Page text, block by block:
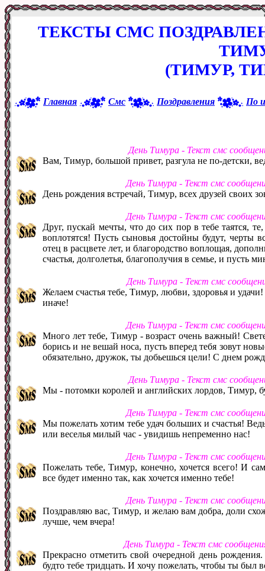
ТЕКСТЫ СМС
(ТИМУР,
Главная Смс Поздравления По
День Тимура - Текст смс
Вам, Тимур, большой привет, разгула не по-детски,
День Тимура - Текст смс
День рождения встречай, Тимур, всех друзей своих
День Тимура - Текст смс
Друг, пускай мечты, что до сих пор в тебе таятся,
воплотятся! Пусть сыновья достойны будут, черты
отец в расцвете лет, и благородство воплощая,
счастья, долголетья, благополучия в семье, и пусть
День Тимура - Текст смс
Желаем счастья тебе, Тимур, любви, здоровья и
иначе!
День Тимура - Текст смс
Много лет тебе, Тимур - возраст очень важный!
борись и не вешай носа, пусть вперед тебя зовут
обязательно, дружок, ты добьешься цели! С днем
День Тимура - Текст смс
Мы - потомки королей и английских лордов, Тимур,
День Тимура - Текст смс
Мы пожелать хотим тебе удач больших и счастья!
или веселья милый час - увидишь непременно нас!
День Тимура - Текст смс
Пожелать тебе, Тимур, конечно, хочется всего! И
все будет именно так, как хочется именно тебе!
День Тимура - Текст смс
Поздравляю вас, Тимур, и желаю вам добра, доли
лучше, чем вчера!
День Тимура - Текст смс
Прекрасно отметить свой очередной день
будто тебе тридцать. И хочу пожелать, чтобы ты